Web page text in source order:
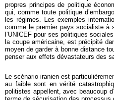
propres principes de politique
qui, comme toute politique
les régimes. Les exemples
comme le premier pays socialiste à
l’UNICEF pour ses politiques
la coupe américaine, est précipité
moyen de garder à bonne distance
penser aux effets dévastateurs des
Le scénario iranien est
au faible sont en vérité
politistes appellent, avec beaucoup